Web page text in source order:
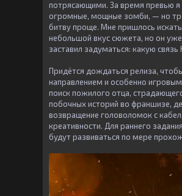
потрясающими. За время превью
огромные, мощные зомби, — но
битву проще. Мне пришлось
небольшой вкус сюжета, но он
заставил задуматься: какую
Придётся дождаться релиза,
направлением и особенно
поиск пожилого отца,
побочных историй во франшизе,
возвращение головоломок с
креативности. Для раннего
будут развиваться по мере